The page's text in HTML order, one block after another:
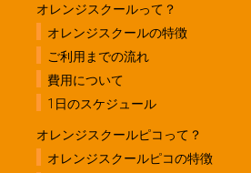
オレンジスクールって？
オレンジスクールの特徴
ご利用までの流れ
費用について
1日のスケジュール
オレンジスクールピコって？
オレンジスクールピコの特徴